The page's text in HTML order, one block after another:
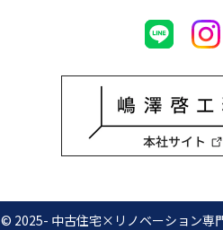
© 2025- 中古住宅×リノベーション専